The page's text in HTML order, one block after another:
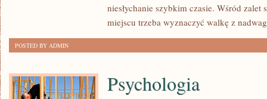
niesłychanie szybkim czasie. Wśród zalet
miejscu trzeba wyznaczyć walkę z
POSTED BY ADMIN
Psychologia